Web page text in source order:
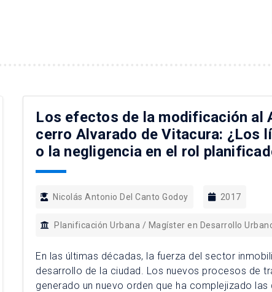
Los efectos de la modificación al
cerro Alvarado de Vitacura: ¿Los
o la negligencia en el rol
Nicolás Antonio Del Canto Godoy 2017
Planificación Urbana / Magíster en Desarrollo
En las últimas décadas, la fuerza del sector
desarrollo de la ciudad. Los nuevos procesos de
generado un nuevo orden que ha complejizado